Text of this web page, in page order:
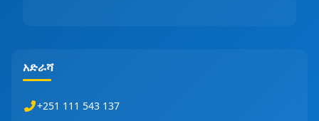
አድራሻ
+251 111 543 137